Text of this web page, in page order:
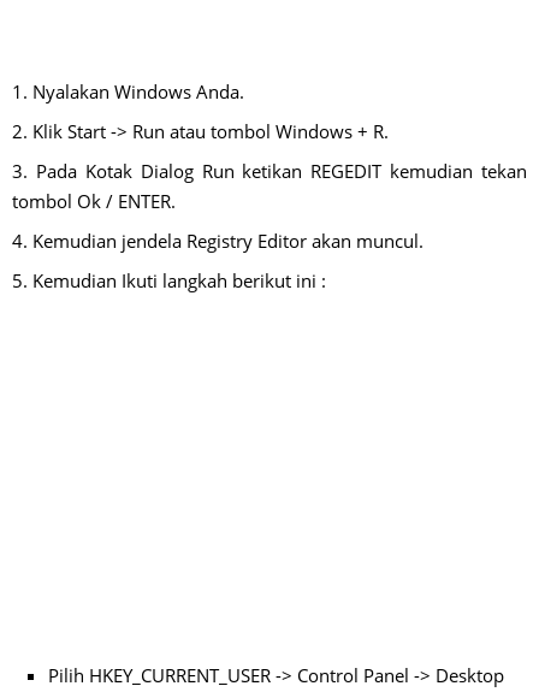
1. Nyalakan Windows Anda.
2. Klik Start -> Run atau tombol Windows + R.
3. Pada Kotak Dialog Run ketikan REGEDIT kemudian tekan
tombol Ok / ENTER.
4. Kemudian jendela Registry Editor akan muncul.
5. Kemudian Ikuti langkah berikut ini :
Pilih HKEY_CURRENT_USER -> Control Panel -> Desktop